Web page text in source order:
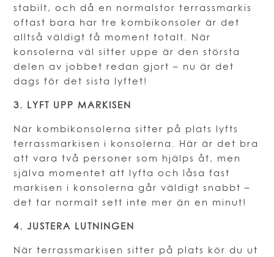
stabilt, och då en normalstor terrassmarkis
oftast bara har tre kombikonsoler är det
alltså väldigt få moment totalt. När
konsolerna väl sitter uppe är den största
delen av jobbet redan gjort – nu är det
dags för det sista lyftet!
3. LYFT UPP MARKISEN
När kombikonsolerna sitter på plats lyfts
terrassmarkisen i konsolerna. Här är det bra
att vara två personer som hjälps åt, men
själva momentet att lyfta och låsa fast
markisen i konsolerna går väldigt snabbt –
det tar normalt sett inte mer än en minut!
4. JUSTERA LUTNINGEN
När terrassmarkisen sitter på plats kör du ut